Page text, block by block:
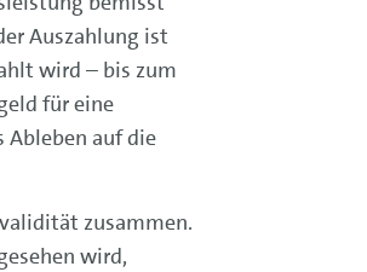
Auszahlung ist
wird – bis zum
für eine
Ableben auf die
zusammen.
wird,